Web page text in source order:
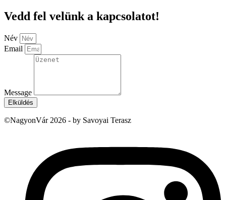
Vedd fel velünk a kapcsolatot!
Név
Email
Message
Elküldés
©NagyonVár 2026 - by Savoyai Terasz